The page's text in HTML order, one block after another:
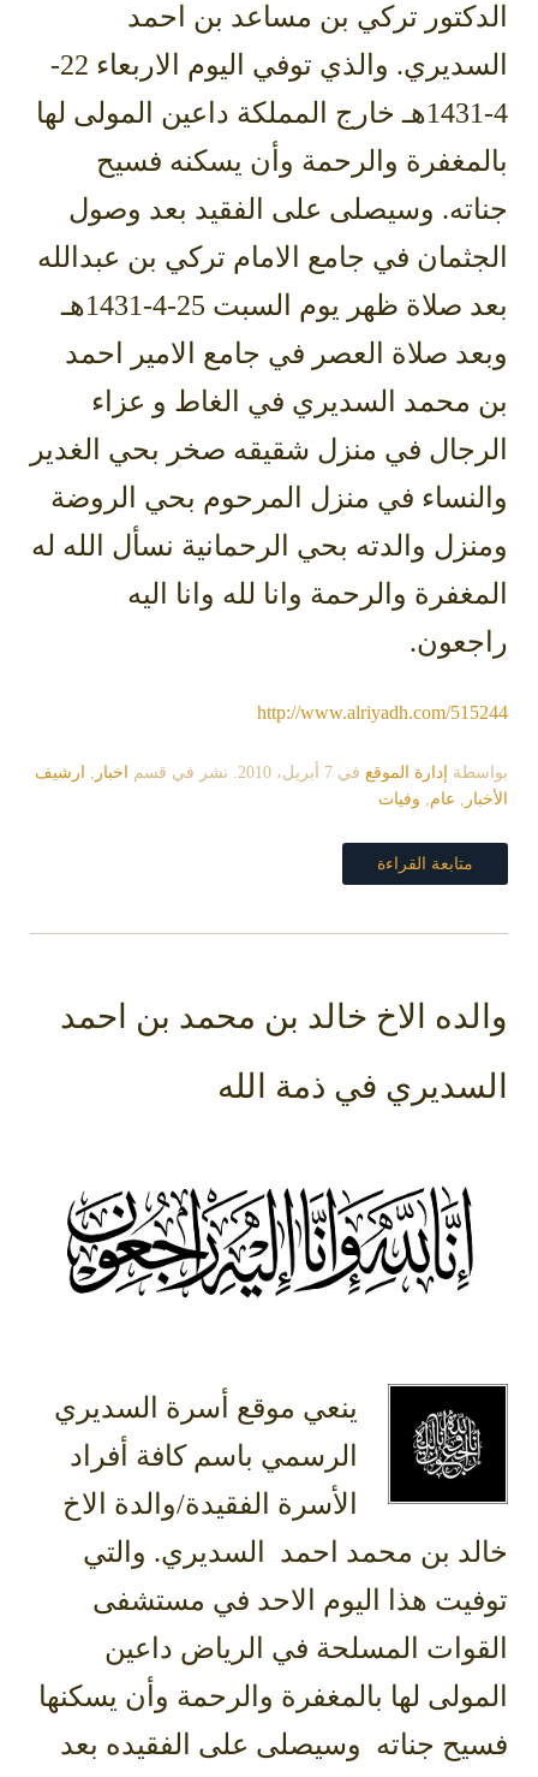
الدكتور تركي بن مساعد بن احمد
السديري. والذي توفي اليوم الاربعاء 22-
4-1431هـ خارج المملكة داعين المولى لها
بالمغفرة والرحمة وأن يسكنه فسيح
جناته. وسيصلى على الفقيد بعد وصول
الجثمان في جامع الامام تركي بن عبدالله
بعد صلاة ظهر يوم السبت 25-4-1431هـ
وبعد صلاة العصر في جامع الامير احمد
بن محمد السديري في الغاط و عزاء
الرجال في منزل شقيقه صخر بحي الغدير
والنساء في منزل المرحوم بحي الروضة
ومنزل والدته بحي الرحمانية نسأل الله له
المغفرة والرحمة وانا لله وانا اليه
راجعون.
http://www.alriyadh.com/515244
بواسطة إدارة الموقع في 7 أبريل، 2010 . نشر في قسم اخبار ,
ارشيف
الأخبار , عام, وفيات
متابعة القراءة
والده الاخ خالد بن محمد بن احمد
السديري في ذمة الله
ينعي موقع أسرة السديري
الرسمي باسم كافة أفراد
الأسرة الفقيدة/والدة الاخ
خالد بن محمد احمد السديري. والتي
توفيت هذا اليوم الاحد في مستشفى
القوات المسلحة في الرياض داعين
المولى لها بالمغفرة والرحمة وأن يسكنها
فسيح جناته وسيصلى على الفقيده بعد